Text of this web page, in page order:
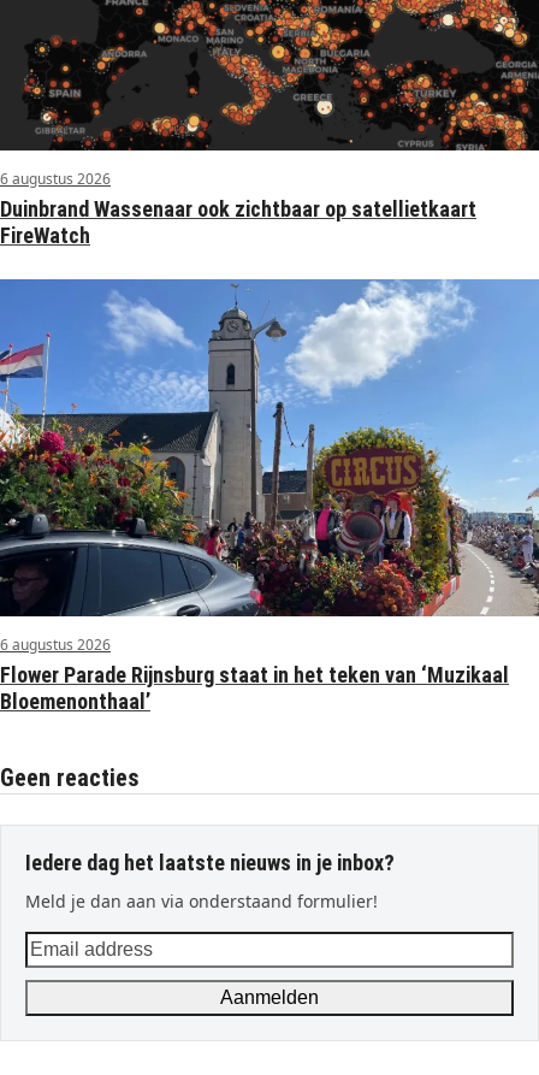
6 augustus 2026
Duinbrand Wassenaar ook zichtbaar op satellietkaart
FireWatch
6 augustus 2026
Flower Parade Rijnsburg staat in het teken van ‘Muzikaal
Bloemenonthaal’
Geen reacties
Iedere dag het laatste nieuws in je inbox?
Meld je dan aan via onderstaand formulier!
Email
address
Aanmelden